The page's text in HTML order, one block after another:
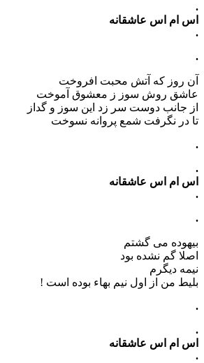
.
اس ام اس عاشقانه
.
.
آن روز که آتش محبت افروخت
عاشق روش سوز ز معشوق آموخت
از جانب دوست سر زد این سوز و گداز
تا در نگرفت شمع پروانه نسوخت
.
.
اس ام اس عاشقانه
.
.
بیهوده می گشتم
اصلا گم نشده بود
نیمه دیگرم
بلیط من از اول نیم بهاء بوده است !
.
.
اس ام اس عاشقانه
.